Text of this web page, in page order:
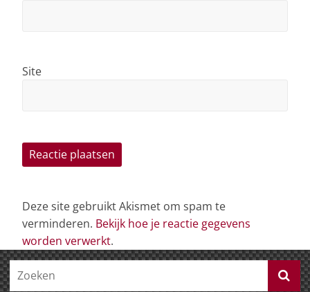
Site
Deze site gebruikt Akismet om spam te
verminderen. Bekijk hoe je reactie gegevens
worden verwerkt.